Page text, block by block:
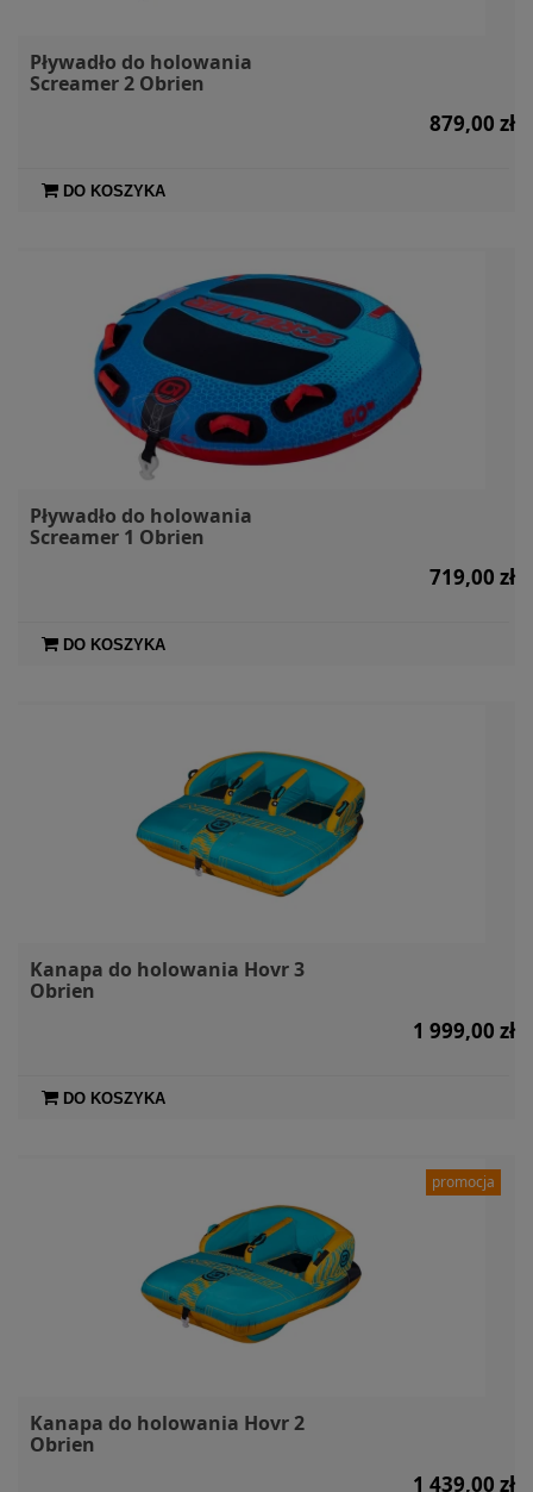
Pływadło do holowania
Screamer 2 Obrien
879,00 zł
DO KOSZYKA
Pływadło do holowania
Screamer 1 Obrien
719,00 zł
DO KOSZYKA
Kanapa do holowania Hovr 3
Obrien
1 999,00 zł
DO KOSZYKA
Kanapa do holowania Hovr 2
Obrien
1 439,00 zł
promocja